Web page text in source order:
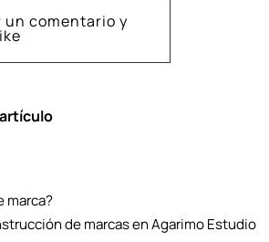
un comentario y
marca?
de marcas en Agarimo Estudio